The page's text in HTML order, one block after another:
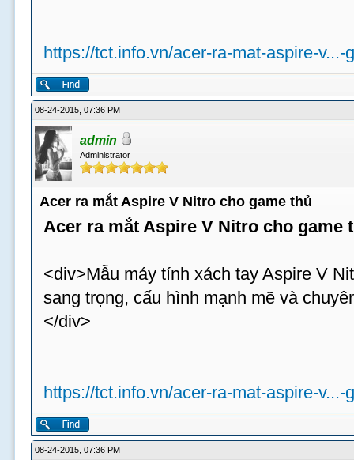
https://tct.info.vn/acer-ra-mat-aspire-v...-
08-24-2015, 07:36 PM
admin
Administrator
Acer ra mắt Aspire V Nitro cho game thủ
Acer ra mắt Aspire V Nitro cho game
<div>Mẫu máy tính xách tay Aspire V
sang trọng, cấu hình mạnh mẽ và
</div>
https://tct.info.vn/acer-ra-mat-aspire-v...-
08-24-2015, 07:36 PM